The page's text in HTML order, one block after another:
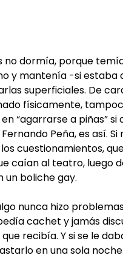
no dormía, porque
y mantenía -si estaba
superficiales. De
físicamente,
“agarrarse a piñas” si
Peña, es así. Si
cuestionamientos,
caían al teatro, luego
un boliche gay.
nunca hizo
cachet y jamás
recibía. Y si se le
en una sola